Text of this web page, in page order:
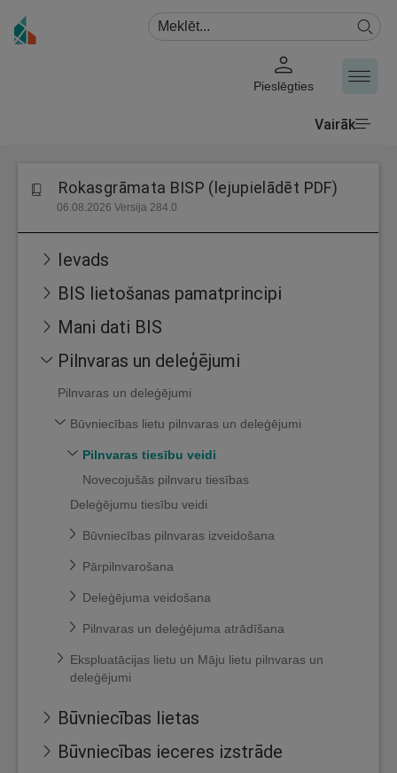
Pieslēgties
Vairāk
Rokasgrāmata BISP (lejupielādēt PDF)
06.08.2026 Versija 284.0
Ievads
BIS lietošanas pamatprincipi
Mani dati BIS
Pilnvaras un deleģējumi
Pilnvaras un deleģējumi
Būvniecības lietu pilnvaras un deleģējumi
Pilnvaras tiesību veidi
Novecojušās pilnvaru tiesības
Deleģējumu tiesību veidi
Būvniecības pilnvaras izveidošana
Pārpilnvarošana
Deleģējuma veidošana
Pilnvaras un deleģējuma atrādīšana
Ekspluatācijas lietu un Māju lietu pilnvaras un
deleģējumi
Būvniecības lietas
Būvniecības ieceres izstrāde